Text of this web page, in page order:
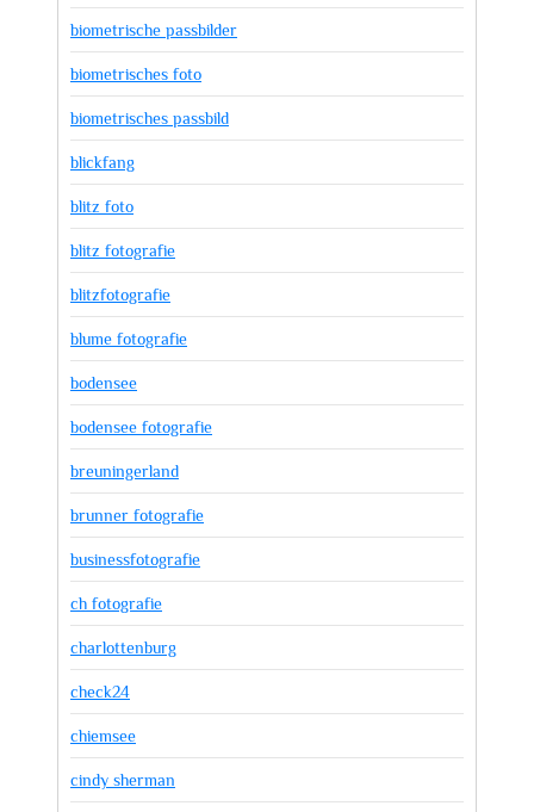
biometrische passbilder
biometrisches foto
biometrisches passbild
blickfang
blitz foto
blitz fotografie
blitzfotografie
blume fotografie
bodensee
bodensee fotografie
breuningerland
brunner fotografie
businessfotografie
ch fotografie
charlottenburg
check24
chiemsee
cindy sherman